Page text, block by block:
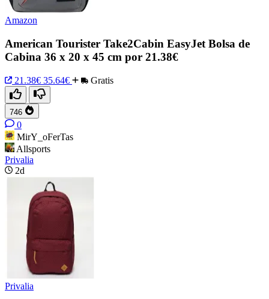
Amazon
American Tourister Take2Cabin EasyJet Bolsa de
Cabina 36 x 20 x 45 cm por 21.38€
21.38€ 35.64€ Gratis
746
0
MirY_oFerTas
Allsports
Privalia
2d
Privalia